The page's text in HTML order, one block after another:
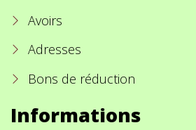
Avoirs
Adresses
Bons de réduction
Informations